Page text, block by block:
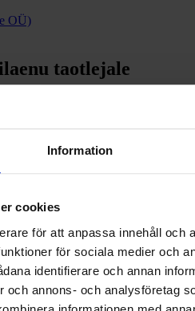
Information
cookies
för att anpassa innehåll och
för sociala medier och
identifierare och annan
och annons- och analysföretag
OÜ)
taotlejale
18aastane Eesti Vabariigi
kehtiva elamisloaga isik;
peab olema 250 € kuus,
vähemalt viimased 6 kuud;
olema möödunud vähemalt 6 kuud.